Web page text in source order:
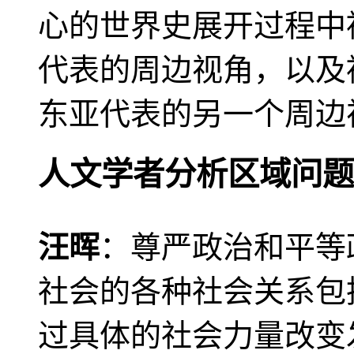
心的世界史展开过程
代表的周边视角，以
东亚代表的另一个周
人文学者分析区域问题
汪晖：尊严政治和平
社会的各种社会关系
过具体的社会力量改